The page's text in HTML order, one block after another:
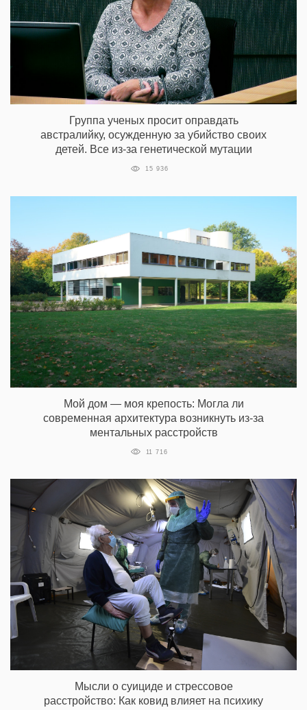
Группа ученых просит оправдать
австралийку, осужденную за убийство своих
детей. Все из-за генетической мутации
15 936
Мой дом — моя крепость: Могла ли
современная архитектура возникнуть из-за
ментальных расстройств
11 716
Мысли о суициде и стрессовое
расстройство: Как ковид влияет на психику